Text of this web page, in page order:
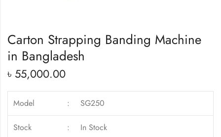
Carton Strapping Banding Machine
in Bangladesh
৳ 55,000.00
Model : SG250
Stock : In Stock